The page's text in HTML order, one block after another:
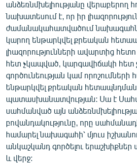
անձեռնմխելիությանը վերաբերող
նախատեսում է, որ իր
ժամանակահատվածում նախագահն
կարող ենթարկվել քրեական
լիազորությունների ավարտից
հետ չկապված, կարգավիճակի հետ
գործունեության կամ
ենթարկվել քրեական
պատասխանատվության: Սա է
սահմանված այն
բովանդակությունը, որը
համարել նախագահի՝ մյուս
անկաշկանդ գործելու երաշխիքներ
և վերջ: